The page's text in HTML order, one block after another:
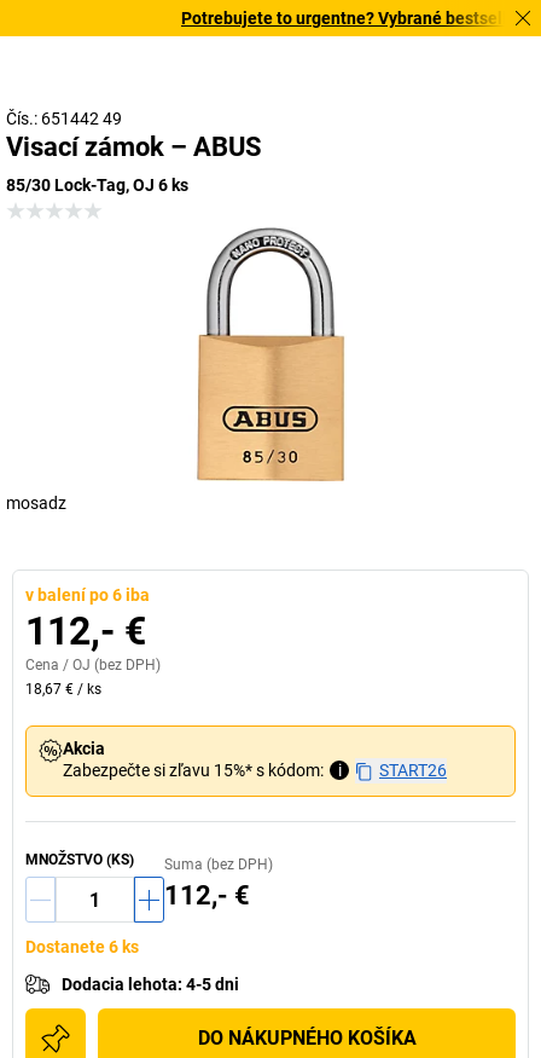
Potrebujete to urgentne? Vybrané bestsellery
Čís.: 651442 49
Visací zámok – ABUS
85/30 Lock-Tag, OJ 6 ks
mosadz
v balení po 6 iba
112,- €
Cena / OJ (bez DPH)
18,67 € / ks
Akcia
Zabezpečte si zľavu 15%* s kódom:
i START26
MNOŽSTVO (KS) Suma (bez DPH)
112,- €
Dostanete 6 ks
Dodacia lehota: 4-5 dni
DO NÁKUPNÉHO KOŠÍKA